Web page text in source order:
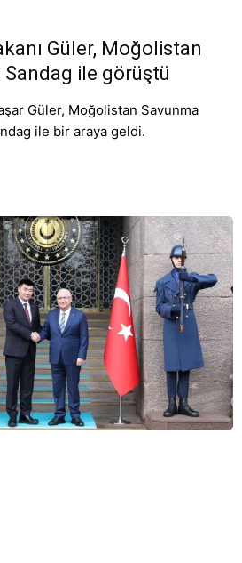
Güler, Moğolistan
Sandag ile görüştü
Güler, Moğolistan Savunma
ile bir araya geldi.